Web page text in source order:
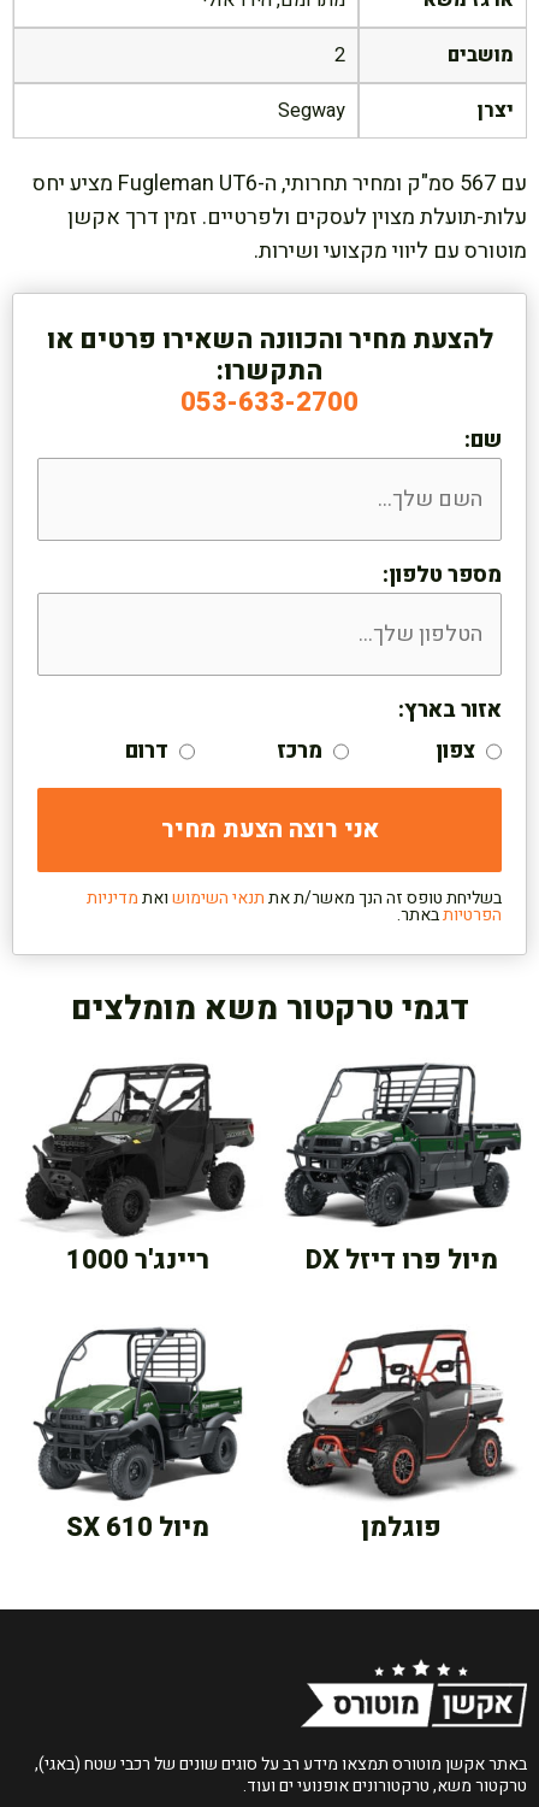
מושבים
2
יצרן
Segway
עם 567 סמ"ק ומחיר תחרותי, ה-Fugleman UT6 מציע יחס
עלות-תועלת מצוין לעסקים ולפרטיים. זמין דרך אקשן
מוטורס עם ליווי מקצועי ושירות.
להצעת מחיר והכוונה השאירו פרטים או
התקשרו:
053-633-2700
שם:
מספר טלפון:
אזור בארץ:
צפון
מרכז דרום
בשליחת טופס זה הנך מאשר/ת אתתנאי השימושואתמדיניות
הפרטיותבאתר.
דגמי טרקטור משא מומלצים
מיול פרו דיזל DX ריינג'ר 1000
פוגלמן מיול SX 610
באתר אקשן מוטורס תמצאו מידע רב על סוגים שונים של רכבי שטח (באגי),
טרקטור משא, טרקטורונים אופנועי ים ועוד.